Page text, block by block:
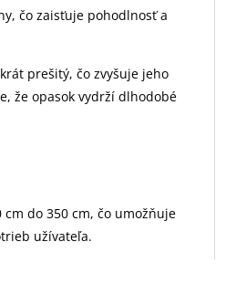
čo zaisťuje pohodlnosť a
prešitý, čo zvyšuje jeho
že opasok vydrží dlhodobé
do 350 cm, čo umožňuje
užívateľa.